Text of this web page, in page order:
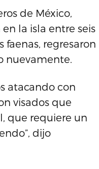
de México,
la isla entre seis
regresaron
nuevamente.
atacando con
visados que
que requiere un
dijo